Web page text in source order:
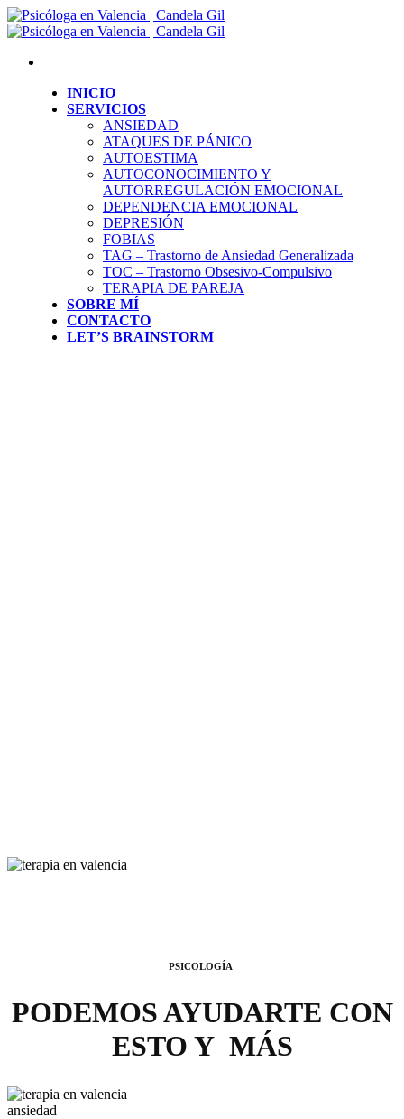
Saltar
al
INICIO
SERVICIOS
ANSIEDAD
ATAQUES DE PÁNICO
AUTOESTIMA
AUTOCONOCIMIENTO Y
AUTORREGULACIÓN EMOCIONAL
DEPENDENCIA EMOCIONAL
DEPRESIÓN
FOBIAS
TAG – Trastorno de Ansiedad Generalizada
TOC – Trastorno Obsesivo-Compulsivo
TERAPIA DE PAREJA
SOBRE MÍ
CONTACTO
LET’S BRAINSTORM
terapia en
PSICOLOGÍA
PODEMOS AYUDARTE CON
ESTO Y MÁS